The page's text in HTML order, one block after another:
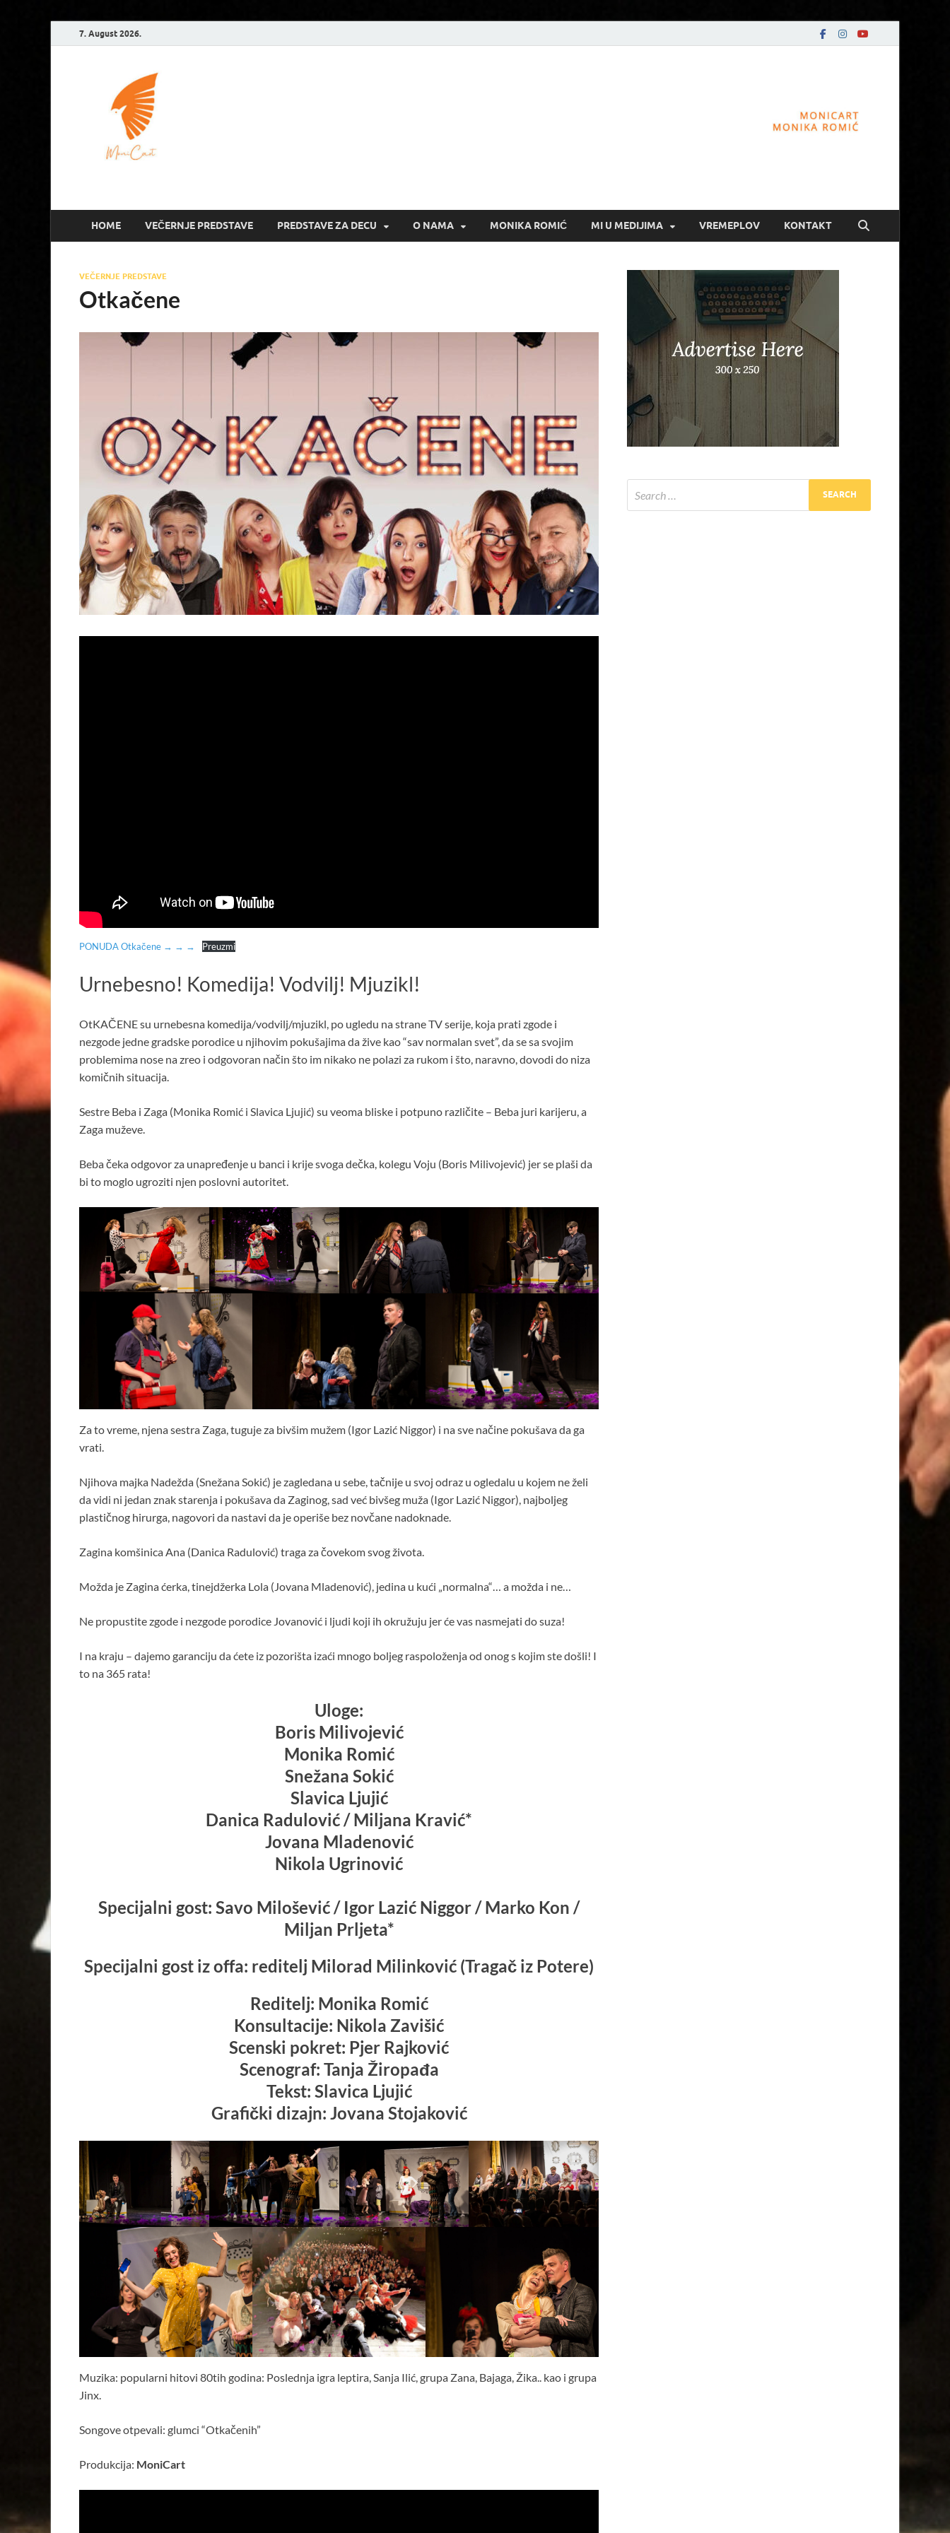
7. August 2026.
HOME VEČERNJE PREDSTAVE PREDSTAVE ZA DECU O NAMA MONIKA ROMIĆ MI U MEDIJIMA VREMEPLOV KONTAKT
VEČERNJE PREDSTAVE
Otkačene
PONUDA Otkačene → → → Preuzmi
Urnebesno! Komedija! Vodvilj! Mjuzikl!
OtKAČENE su urnebesna komedija/vodvilj/mjuzikl, po ugledu na strane TV serije, koja prati zgode i
nezgode jedne gradske porodice u njihovim pokušajima da žive kao “sav normalan svet”, da se sa svojim
problemima nose na zreo i odgovoran način što im nikako ne polazi za rukom i što, naravno, dovodi do niza
komičnih situacija.
Sestre Beba i Zaga (Monika Romić i Slavica Ljujić) su veoma bliske i potpuno različite – Beba juri karijeru, a
Zaga muževe.
Beba čeka odgovor za unapređenje u banci i krije svoga dečka, kolegu Voju (Boris Milivojević) jer se plaši da
bi to moglo ugroziti njen poslovni autoritet.
Za to vreme, njena sestra Zaga, tuguje za bivšim mužem (Igor Lazić Niggor) i na sve načine pokušava da ga
vrati.
Njihova majka Nadežda (Snežana Sokić) je zagledana u sebe, tačnije u svoj odraz u ogledalu u kojem ne želi
da vidi ni jedan znak starenja i pokušava da Zaginog, sad već bivšeg muža (Igor Lazić Niggor), najboljeg
plastičnog hirurga, nagovori da nastavi da je operiše bez novčane nadoknade.
Zagina komšinica Ana (Danica Radulović) traga za čovekom svog života.
Možda je Zagina ćerka, tinejdžerka Lola (Jovana Mladenović), jedina u kući „normalna“… a možda i ne…
Ne propustite zgode i nezgode porodice Jovanović i ljudi koji ih okružuju jer će vas nasmejati do suza!
I na kraju – dajemo garanciju da ćete iz pozorišta izaći mnogo boljeg raspoloženja od onog s kojim ste došli! I
to na 365 rata!
Uloge:
Boris Milivojević
Monika Romić
Snežana Sokić
Slavica Ljujić
Danica Radulović / Miljana Kravić*
Jovana Mladenović
Nikola Ugrinović
Specijalni gost: Savo Milošević / Igor Lazić Niggor / Marko Kon /
Miljan Prljeta*
Specijalni gost iz offa: reditelj Milorad Milinković (Tragač iz Potere)
Reditelj: Monika Romić
Konsultacije: Nikola Zavišić
Scenski pokret: Pjer Rajković
Scenograf: Tanja Žiropađa
Tekst: Slavica Ljujić
Grafički dizajn: Jovana Stojaković
Muzika: popularni hitovi 80tih godina: Poslednja igra leptira, Sanja Ilić, grupa Zana, Bajaga, Žika.. kao i grupa
Jinx.
Songove otpevali: glumci “Otkačenih”
Produkcija: MoniCart